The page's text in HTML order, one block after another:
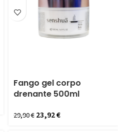
Fango gel corpo
drenante 500ml
29,90€23,92€